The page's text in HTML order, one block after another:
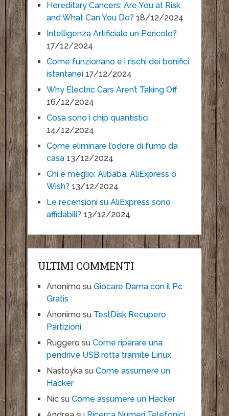
Hereditary Cancers: Are You at Risk
and What Can You Do? 18/12/2024
Intelligenza Artificiale un Pericolo?
17/12/2024
Come funzionano e i rischi dei bonifici
istantanei 17/12/2024
Why Electric Cars Aren’t Taking Off
16/12/2024
Cosa sono i chip quantistici
14/12/2024
Come eliminare l’odore di fumo da
casa 13/12/2024
Chi è meglio: Alibaba, AliExpress o
Wish? 13/12/2024
Le recensioni su AliExpress sono
affidabili? 13/12/2024
ULTIMI COMMENTI
Anonimo su Giocare Dama con il Pc
Gratis
Anonimo su TestDisk Recupero
Partizioni
Ruggero su Come riparare una
pendrive USB rotta tramite Linux
Nastoykasu Come assumere un
Hacker
Nicsu Come assumere un Hacker